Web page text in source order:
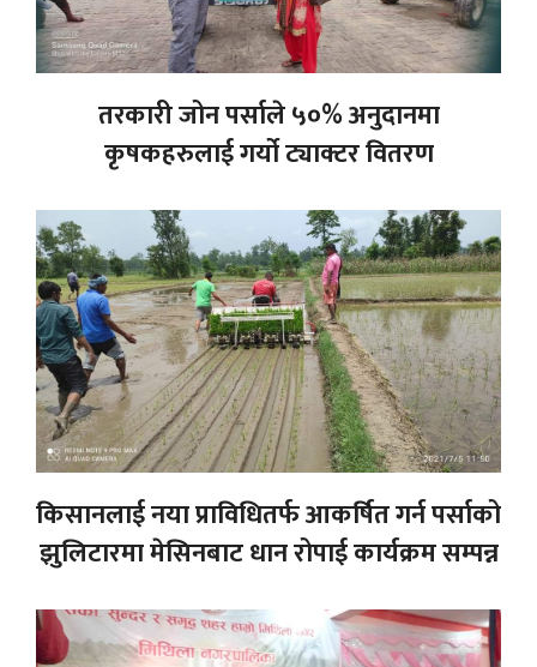
तरकारी जोन पर्साले ५०% अनुदानमा
कृषकहरुलाई गर्यो ट्याक्टर वितरण
किसानलाई नया प्राविधितर्फ आकर्षित गर्न पर्साको
झुलिटारमा मेसिनबाट धान रोपाई कार्यक्रम सम्पन्न